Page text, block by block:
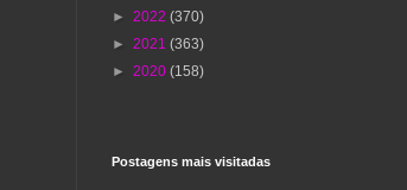
► 2022 (370)
► 2021 (363)
► 2020 (158)
Postagens mais visitadas